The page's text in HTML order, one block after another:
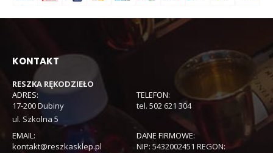
KONTAKT
RESZKA RĘKODZIEŁO
ADRES:
17-200 Dubiny
ul. Szkolna 5
TELEFON:
tel. 502 621 304
EMAIL:
kontakt@reszkasklep.pl
DANE FIRMOWE:
NIP: 5432002451 REGON: